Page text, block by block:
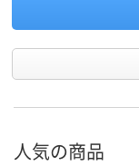
人気の商品